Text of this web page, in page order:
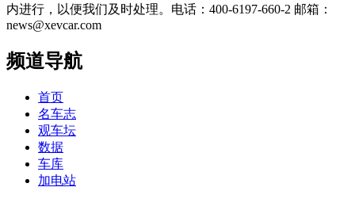
内进行，以便我们及时处理。电话：400-6197-660-2 邮箱：
news@xevcar.com
频道导航
首页
名车志
观车坛
数据
车库
加电站